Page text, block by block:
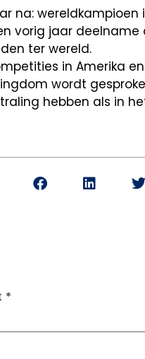
na: wereldkampioen
vorig jaar deelname
ter wereld.
in Amerika
wordt
hebben als in
*